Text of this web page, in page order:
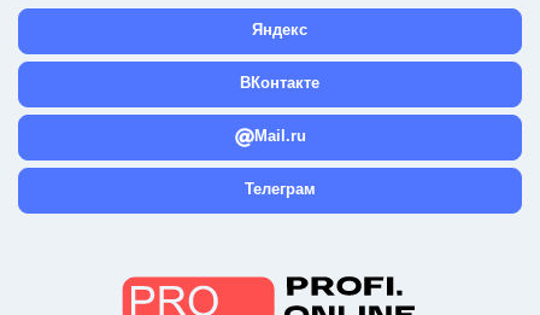
Яндекс
ВКонтакте
Mail.ru
Телеграм